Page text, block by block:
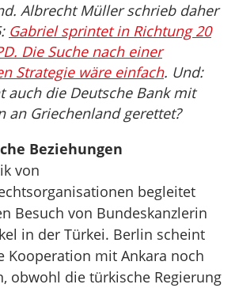
Albrecht Müller schrieb daher
Gabriel sprintet in Richtung 20
Die Suche nach einer
Strategie wäre einfach. Und:
auch die Deutsche Bank mit
an Griechenland gerettet?
Beziehungen
von
begleitet
Besuch von Bundeskanzlerin
in der Türkei. Berlin scheint
Kooperation mit Ankara noch
obwohl die türkische Regierung